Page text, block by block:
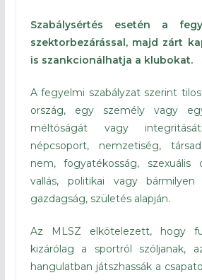
Szabálysértés esetén a
szektorbezárással, majd zárt
is szankcionálhatja a klubokat.
A fegyelmi szabályzat szerint
ország, egy személy vagy
méltóságát vagy
népcsoport, nemzetiség,
nem, fogyatékosság, szexuális
vallás, politikai vagy
gazdagság, születés alapján.
Az MLSZ elkötelezett, hogy
kizárólag a sportról szóljanak,
hangulatban játszhassák a